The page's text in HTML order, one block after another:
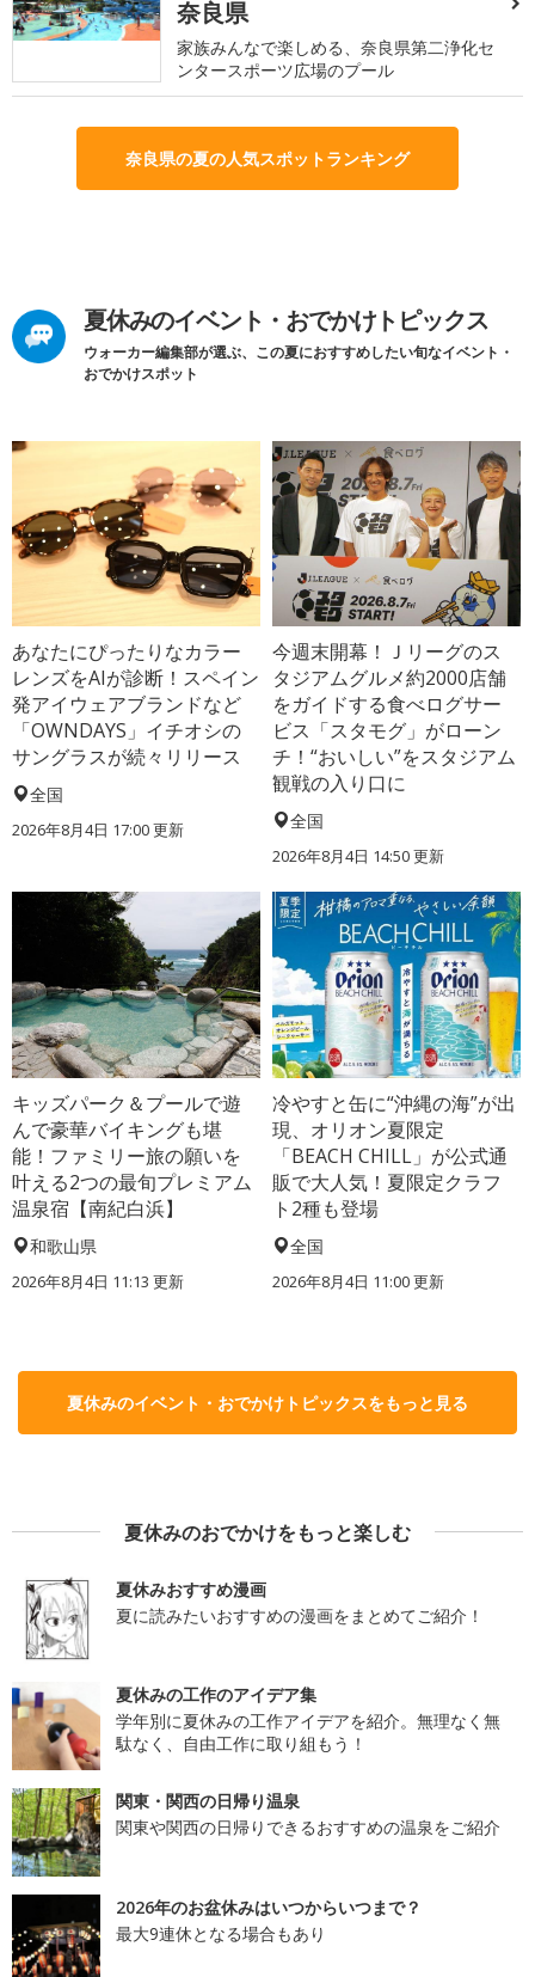
奈良県
家族みんなで楽しめる、奈良県第二浄化セ
ンタースポーツ広場のプール
奈良県の夏の人気スポットランキング
夏休みのイベント・おでかけトピックス
ウォーカー編集部が選ぶ、この夏におすすめしたい旬なイベント・
おでかけスポット
あなたにぴったりなカラー
レンズをAIが診断！スペイン
発アイウェアブランドなど
「OWNDAYS」イチオシの
サングラスが続々リリース
全国
2026年8月4日 17:00更新
今週末開幕！Ｊリーグのス
タジアムグルメ約2000店舗
をガイドする食べログサー
ビス「スタモグ」がローン
チ！“おいしい”をスタジアム
観戦の入り口に
全国
2026年8月4日 14:50更新
キッズパーク＆プールで遊
んで豪華バイキングも堪
能！ファミリー旅の願いを
叶える2つの最旬プレミアム
温泉宿【南紀白浜】
和歌山県
2026年8月4日 11:13 更新
冷やすと缶に“沖縄の海”が出
現、オリオン夏限定
「BEACH CHILL」が公式通
販で大人気！夏限定クラフ
ト2種も登場
全国
2026年8月4日 11:00更新
夏休みのイベント・おでかけトピックスをもっと見る
夏休みのおでかけをもっと楽しむ
夏休みおすすめ漫画
夏に読みたいおすすめの漫画をまとめてご紹介！
夏休みの工作のアイデア集
学年別に夏休みの工作アイデアを紹介。無理なく無
駄なく、自由工作に取り組もう！
関東・関西の日帰り温泉
関東や関西の日帰りできるおすすめの温泉をご紹介
2026年のお盆休みはいつからいつまで？
最大9連休となる場合もあり